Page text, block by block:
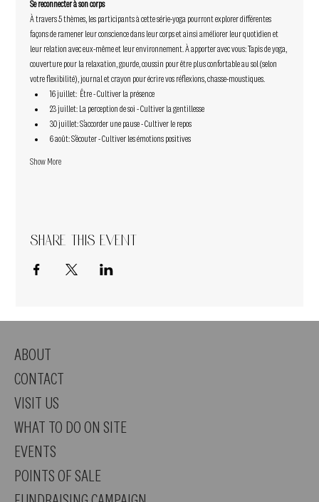
Se reconnecter à son corps
À travers 5 thèmes, les participants à cette série-yoga pourront explorer différentes
façons de ramener leur conscience dans leur corps et ainsi améliorer leur quotidien et
leur relation avec eux-même et leur environnement. À apporter avec vous: Tapis de yoga,
couverture pour la relaxation, gourde, coussin pour être plus confortable au sol (selon
votre flexibilité), journal et crayon pour écrire vos réflexions, chasse-moustiques.
16 juillet:  Être - Cultiver la présence
23 juillet: La perception de soi - Cultiver la gentillesse
30 juillet: S’accorder une pause - Cultiver le repos
6 août: S’écouter - Cultiver les émotions positives
Show More
Share this event
ABOUT
CONTACT
VISIT US
WHAT TO DO ON SITE
EVENTS
POINTS OF SALE